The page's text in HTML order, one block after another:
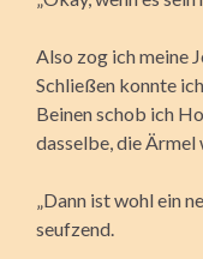
Also zog ich meine
Schließen konnte
Beinen schob ich
dasselbe, die Ärmel
„Dann ist wohl ein
seufzend.